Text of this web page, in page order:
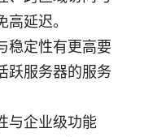
延迟。
稳定性有更高要
跃服务器的服务
与企业级功能